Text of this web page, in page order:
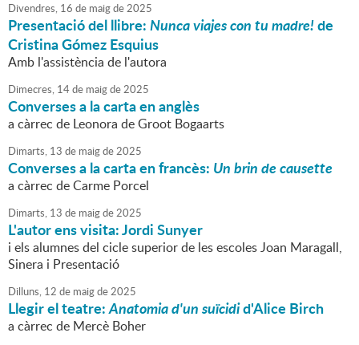
Divendres, 16 de maigde2025
Presentació del llibre:Nunca viajes con tu madre!de
Cristina Gómez Esquius
Amb l'assistència de l'autora
Dimecres, 14de maigde2025
Converses a la carta en anglès
a càrrec de Leonora de Groot Bogaarts
Dimarts, 13 de maigde2025
Converses a la carta en francès: Un brin de causette
a càrrec de Carme Porcel
Dimarts, 13 de maigde2025
L'autor ens visita: Jordi Sunyer
i els alumnes del cicle superior de les escoles Joan Maragall,
Sinera i Presentació
Dilluns, 12 de maigde2025
Llegir el teatre:Anatomia d'un suïcidid'Alice Birch
a càrrec de Mercè Boher